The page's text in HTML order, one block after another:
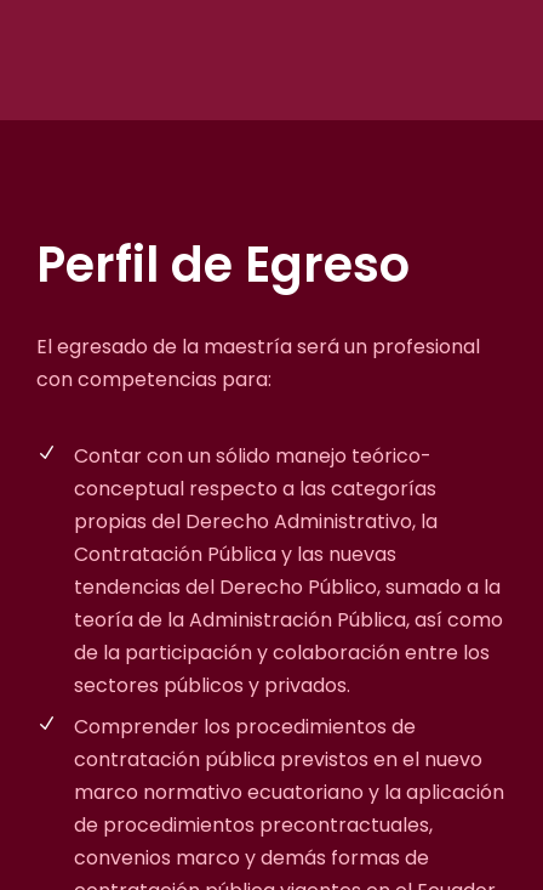
Perfil de Egreso
El egresado de la maestría será un profesional
con competencias para:
Contar con un sólido manejo teórico-
conceptual respecto a las categorías
propias del Derecho Administrativo, la
Contratación Pública y las nuevas
tendencias del Derecho Público, sumado a la
teoría de la Administración Pública, así como
de la participación y colaboración entre los
sectores públicos y privados.
Comprender los procedimientos de
contratación pública previstos en el nuevo
marco normativo ecuatoriano y la aplicación
de procedimientos precontractuales,
convenios marco y demás formas de